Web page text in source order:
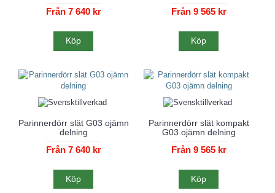
Från 7 640 kr
Köp
Från 9 565 kr
Köp
Parinnerdörr slät G03 ojämn
delning
Från 7 640 kr
Köp
Parinnerdörr slät kompakt
G03 ojämn delning
Från 9 565 kr
Köp